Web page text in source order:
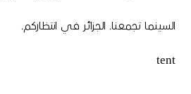
السينما تجمعنا. الجزائر في انتظاركم.
tent